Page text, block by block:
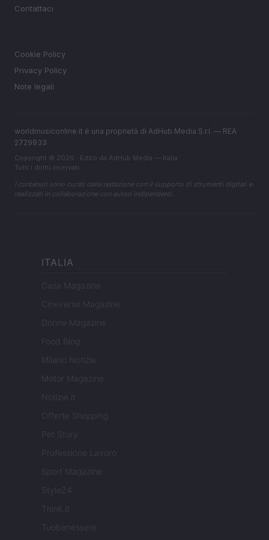
Contattaci
Cookie Policy
Privacy Policy
Note legali
worldmusiconline.it è una proprietà di AdHub Media S.r.l. — REA
2729933
Copyright © 2026 · Edito da AdHub Media — Italia
Tutti i diritti riservati
I contenuti sono curati dalla redazione con il supporto di strumenti digitali e
realizzati in collaborazione con autori indipendenti.
ITALIA
Casa Magazine
Cineverse Magazine
Donne Magazine
Food Blog
Milano Notizie
Motor Magazine
Notizie.it
Offerte Shopping
Pet Story
Professione Lavoro
Sport Magazine
Style24
Think.it
Tuobenessere